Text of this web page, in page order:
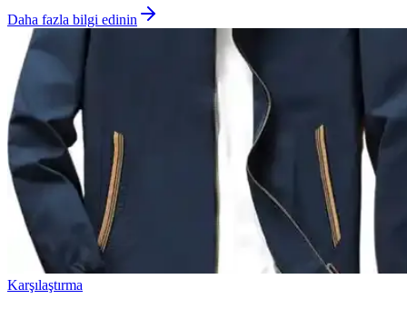
Daha fazla bilgi edinin
Karşılaştırma